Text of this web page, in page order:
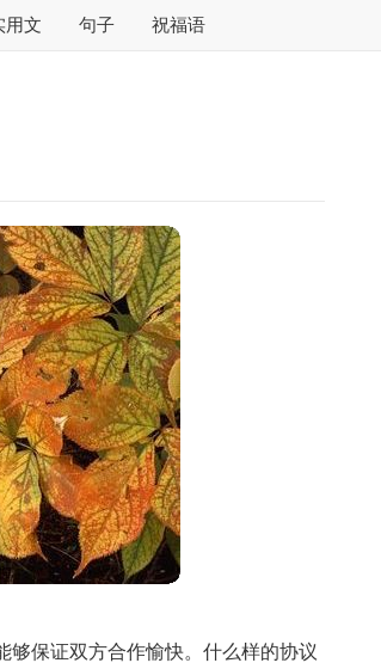
用文 句子 祝福语
够保证双方合作愉快。什么样的协议